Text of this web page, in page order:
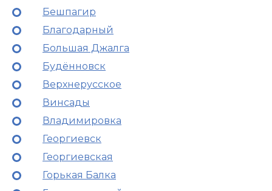
Бешпагир
Благодарный
Большая Джалга
Будённовск
Верхнерусское
Винсады
Владимировка
Георгиевск
Георгиевская
Горькая Балка